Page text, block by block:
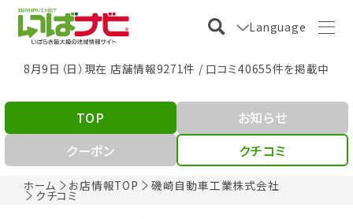
Language
8月9日（日）現在 店舗情報9271件 / 口コミ40655件を掲載中
ホーム お店情報TOP 磯崎自動車工業株式会社
クチコミ
TOP
お知らせ
クーポン
クチコミ